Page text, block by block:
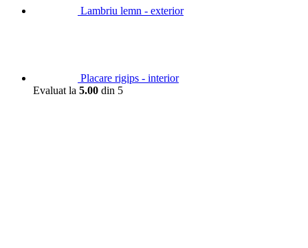
Lambriu lemn - exterior
Placare rigips - interior
Evaluat la 5.00 din 5